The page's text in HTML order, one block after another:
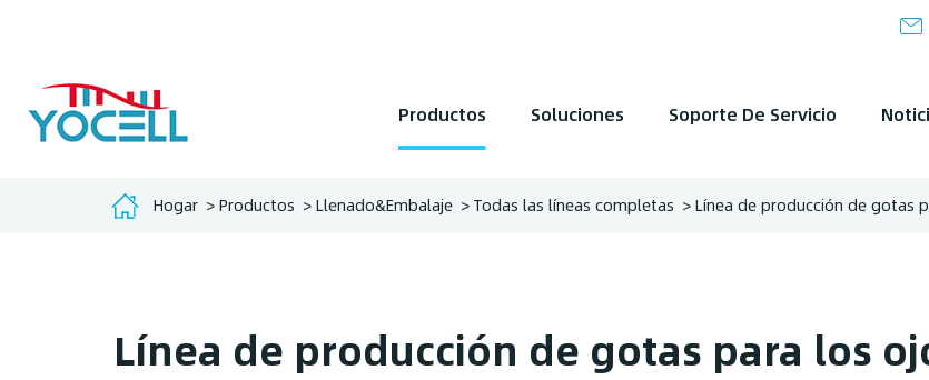
Productos Soluciones Soporte De Servicio
Hogar Productos Llenado&Embalaje Todas las líneas completas Línea de producción de gotas
Línea de producción de gotas para los